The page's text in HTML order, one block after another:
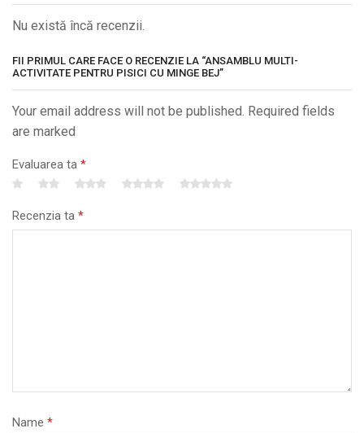
Nu există încă recenzii.
FII PRIMUL CARE FACE O RECENZIE LA “ANSAMBLU MULTI-
ACTIVITATE PENTRU PISICI CU MINGE BEJ”
Your email address will not be published. Required fields
are marked
Evaluarea ta *
Recenzia ta *
Name *